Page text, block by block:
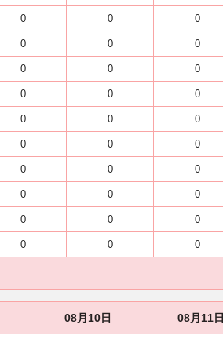
0 0 0
0 0 0
0 0 0
0 0 0
0 0 0
0 0 0
0 0 0
0 0 0
0 0 0
0 0 0
08月10日 08月11日